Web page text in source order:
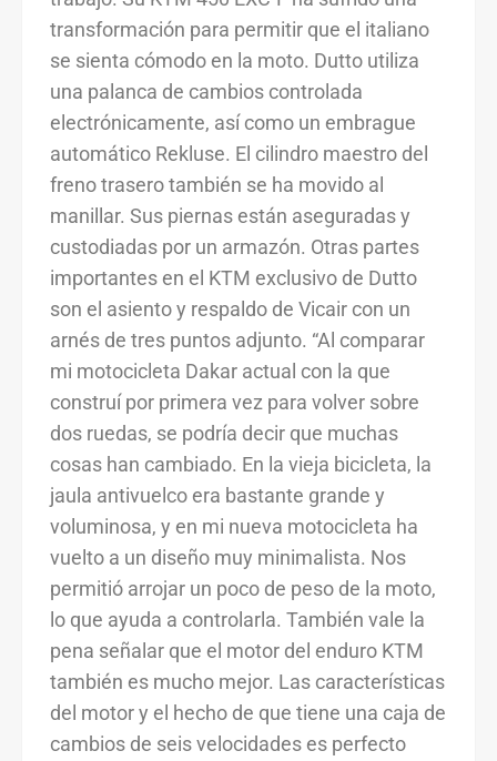
transformación para permitir que el italiano
se sienta cómodo en la moto. Dutto utiliza
una palanca de cambios controlada
electrónicamente, así como un embrague
automático Rekluse. El cilindro maestro del
freno trasero también se ha movido al
manillar. Sus piernas están aseguradas y
custodiadas por un armazón. Otras partes
importantes en el KTM exclusivo de Dutto
son el asiento y respaldo de Vicair con un
arnés de tres puntos adjunto. “Al comparar
mi motocicleta Dakar actual con la que
construí por primera vez para volver sobre
dos ruedas, se podría decir que muchas
cosas han cambiado. En la vieja bicicleta, la
jaula antivuelco era bastante grande y
voluminosa, y en mi nueva motocicleta ha
vuelto a un diseño muy minimalista. Nos
permitió arrojar un poco de peso de la moto,
lo que ayuda a controlarla. También vale la
pena señalar que el motor del enduro KTM
también es mucho mejor. Las características
del motor y el hecho de que tiene una caja de
cambios de seis velocidades es perfecto